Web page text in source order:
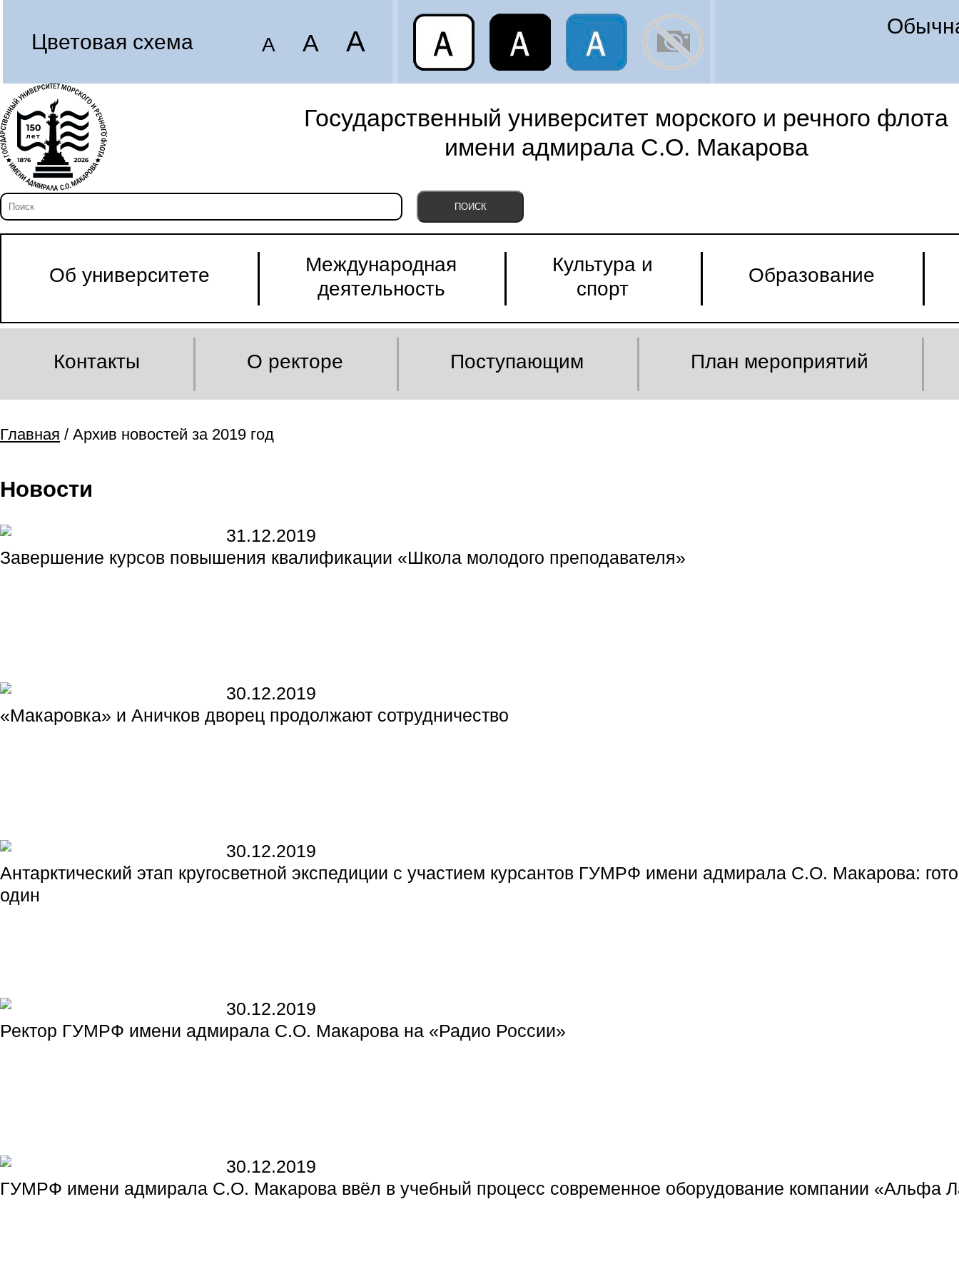
Цветовая схема A A A
Государственный университет морского и речного флота
имени адмирала С.О. Макарова
Об университете
Международная
деятельность
Культура и
спорт
Образование
Контакты О ректоре Поступающим План мероприятий
Главная / Архив новостей за 2019 год
Новости
31.12.2019
Завершение курсов повышения квалификации «Школа молодого преподавателя»
30.12.2019
«Макаровка» и Аничков дворец продолжают сотрудничество
30.12.2019
Антарктический этап кругосветной экспедиции с участием курсантов ГУМРФ имени адмирала С.О. Макарова:
один
30.12.2019
Ректор ГУМРФ имени адмирала С.О. Макарова на «Радио России»
30.12.2019
ГУМРФ имени адмирала С.О. Макарова ввёл в учебный процесс современное оборудование компании «Альфа